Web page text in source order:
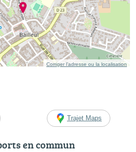
Corriger l’adresse ou la localisation
Trajet Maps
en commun